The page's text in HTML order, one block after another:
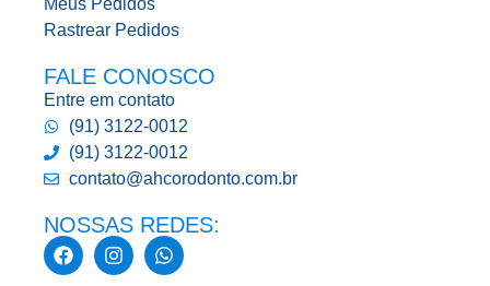
Meus Pedidos
Rastrear Pedidos
FALE CONOSCO
Entre em contato
(91) 3122-0012
(91) 3122-0012
contato@ahcorodonto.com.br
NOSSAS REDES: